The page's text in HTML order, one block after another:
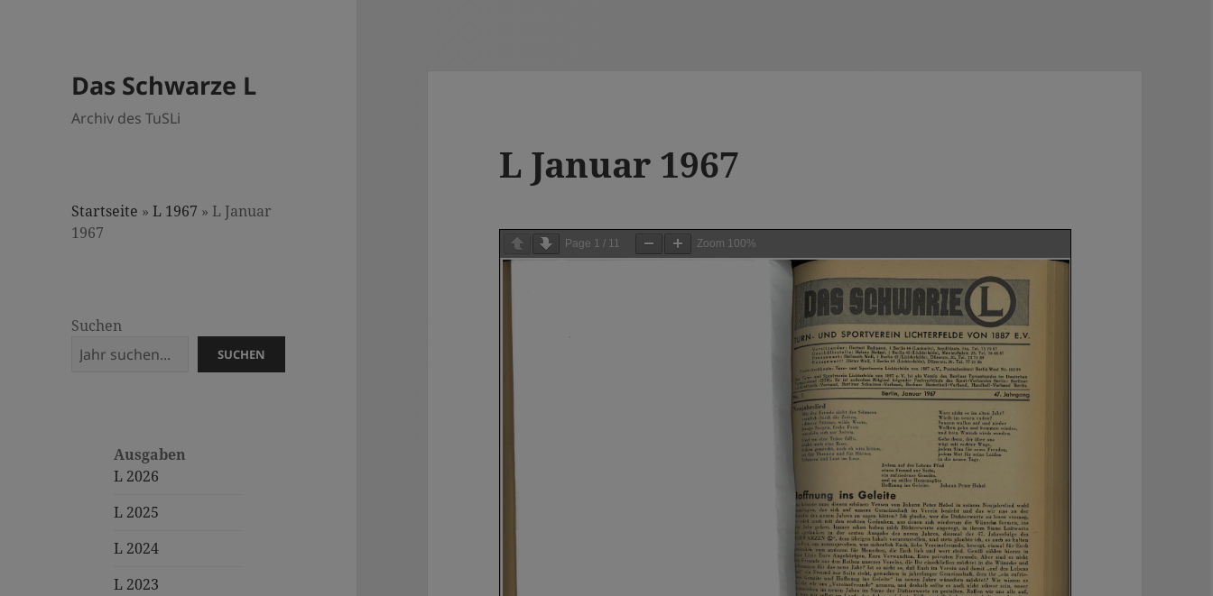
Das Schwarze L
Archiv des TuSLi
Startseite »L 1967 » L Januar
1967
Suchen
SUCHEN
Ausgaben
L 2026
L 2025
L 2024
L 2023
L Januar 1967
Page 1 / 11 Zoom 100%